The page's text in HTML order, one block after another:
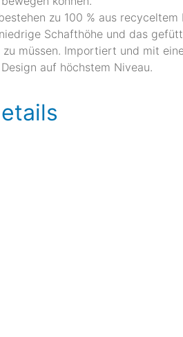
zu 100 % aus
Schafthöhe und das
müssen. Importiert und mit
auf höchstem Niveau.